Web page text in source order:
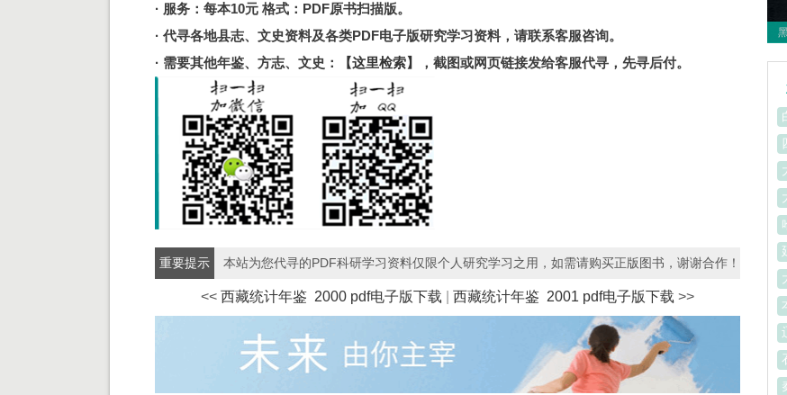
· 服务：每本10元 格式：PDF原书扫描版。
· 代寻各地县志、文史资料及各类PDF电子版研究学习资料，请联系客服咨询。
· 需要其他年鉴、方志、文史：
【这里检索】 ，截图或网页链接发给客服代寻，先寻后付。
重要提示 本站为您代寻的PDF科研学习资料仅限个人研究学习之用，如需请购买正版图书，谢谢合作！
<< 西藏统计年鉴 2000 pdf电子版下载 西藏统计年鉴 2001 pdf电子版下载 >>